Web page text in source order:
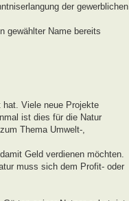
der gewerblichen
gewählter Name bereits
Viele neue Projekte
ist dies für die Natur
Thema Umwelt-,
Geld verdienen möchten.
muss sich dem Profit- oder